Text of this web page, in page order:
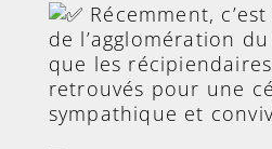
Récemment,
de l’agglomération
que les
retrouvés pour une
sympathique et